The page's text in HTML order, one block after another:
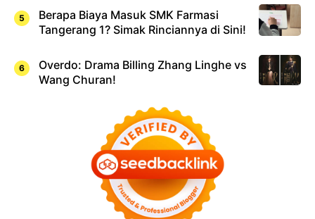
Berapa Biaya Masuk SMK Farmasi
Tangerang 1? Simak Rinciannya di Sini!
Overdo: Drama Billing Zhang Linghe vs
Wang Churan!